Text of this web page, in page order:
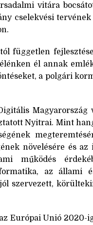
vitára
cselekvési
független
él annak
a polgári
Magyarország
Nyitrai. Mint
növelésére és
működés
az állami
szervezett,
Európai Unió 2020-